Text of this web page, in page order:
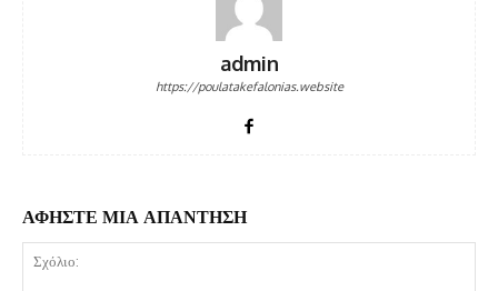
admin
https://poulatakefalonias.website
ΑΦΗΣΤΕ ΜΙΑ ΑΠΑΝΤΗΣΗ